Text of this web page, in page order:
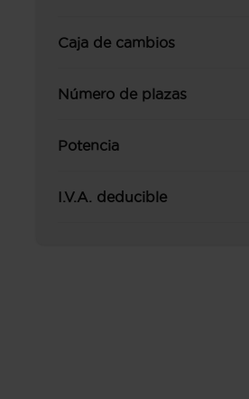
Caja de cambios
Número de plazas
Potencia
I.V.A. deducible